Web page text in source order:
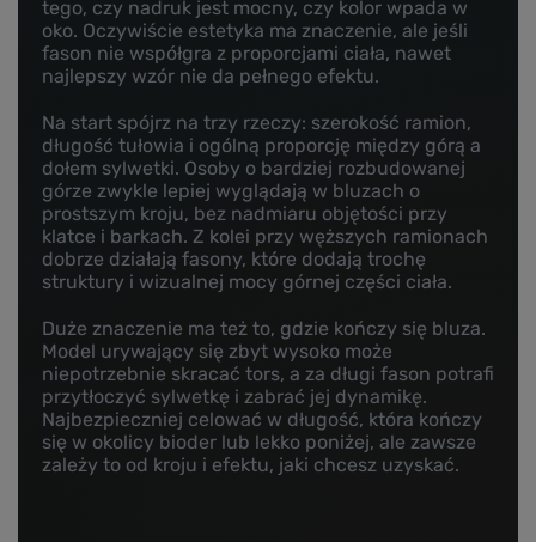
tego, czy nadruk jest mocny, czy kolor wpada w
oko. Oczywiście estetyka ma znaczenie, ale jeśli
fason nie współgra z proporcjami ciała, nawet
najlepszy wzór nie da pełnego efektu.
Na start spójrz na trzy rzeczy: szerokość ramion,
długość tułowia i ogólną proporcję między górą a
dołem sylwetki. Osoby o bardziej rozbudowanej
górze zwykle lepiej wyglądają w bluzach o
prostszym kroju, bez nadmiaru objętości przy
klatce i barkach. Z kolei przy węższych ramionach
dobrze działają fasony, które dodają trochę
struktury i wizualnej mocy górnej części ciała.
Duże znaczenie ma też to, gdzie kończy się bluza.
Model urywający się zbyt wysoko może
niepotrzebnie skracać tors, a za długi fason potrafi
przytłoczyć sylwetkę i zabrać jej dynamikę.
Najbezpieczniej celować w długość, która kończy
się w okolicy bioder lub lekko poniżej, ale zawsze
zależy to od kroju i efektu, jaki chcesz uzyskać.